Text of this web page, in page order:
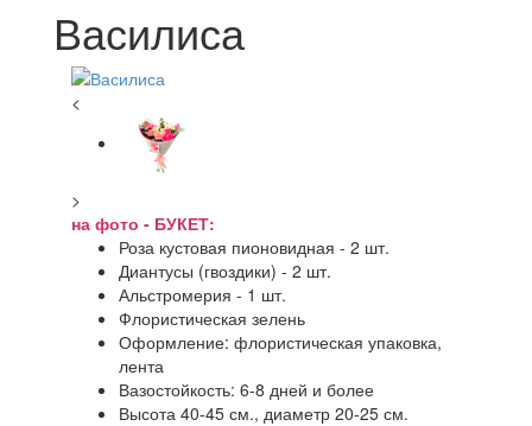
Василиса
<
>
на фото - БУКЕТ:
Роза кустовая пионовидная - 2 шт.
Диантусы (гвоздики) - 2 шт.
Альстромерия - 1 шт.
Флористическая зелень
Оформление: флористическая упаковка,
лента
Вазостойкость: 6-8 дней и более
Высота 40-45 см., диаметр 20-25 см.